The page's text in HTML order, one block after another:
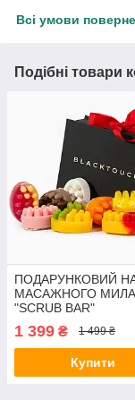
Всі умови
Подібні товари
ПОДАРУНКОВИЙ
МАСАЖНОГО МИЛА
"SCRUB BAR"
1 399 ₴ 1 499 ₴
Купити